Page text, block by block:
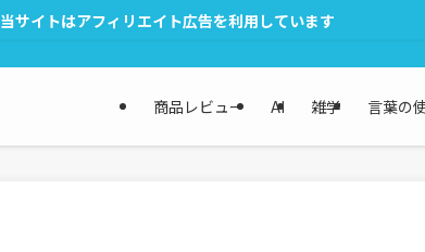
当サイトはアフィリエイト広告を利用しています
商品レビュー AI 雑学 言葉の